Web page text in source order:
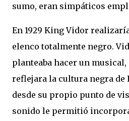
sumo, eran simpáticos
En 1929 King Vidor
elenco totalmente negro.
planteaba hacer un
reflejara la cultura negra de
desde su propio punto de
sonido le permitió